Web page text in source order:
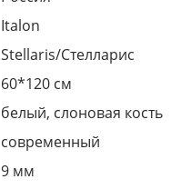
Italon
Stellaris/Стелларис
60*120 см
белый, слоновая кость
современный
9 мм